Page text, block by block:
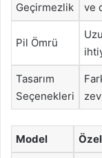
Geçirmezlik
ve
Pil Ömrü
Tasarım
Seçenekleri
Model